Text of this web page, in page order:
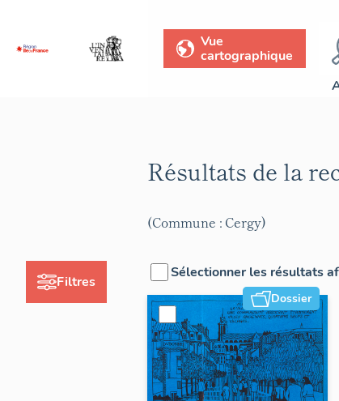
Vue
cartographique
Filtres
Résultats de la
(Commune : Cergy)
Sélectionner les résultats
Dossier